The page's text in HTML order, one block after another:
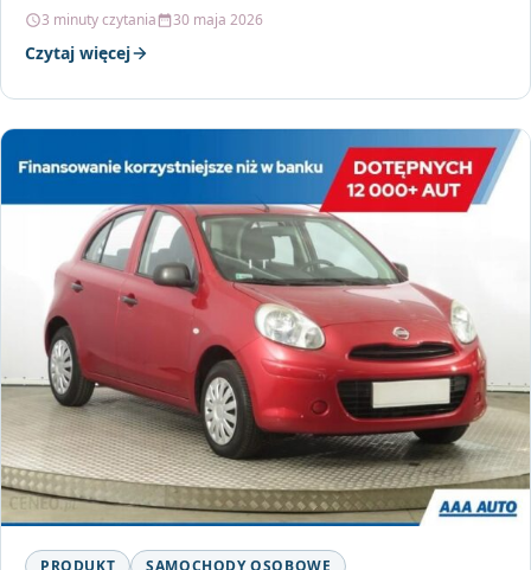
3 minuty czytania 30 maja 2026
Czytaj więcej
PRODUKT SAMOCHODY OSOBOWE